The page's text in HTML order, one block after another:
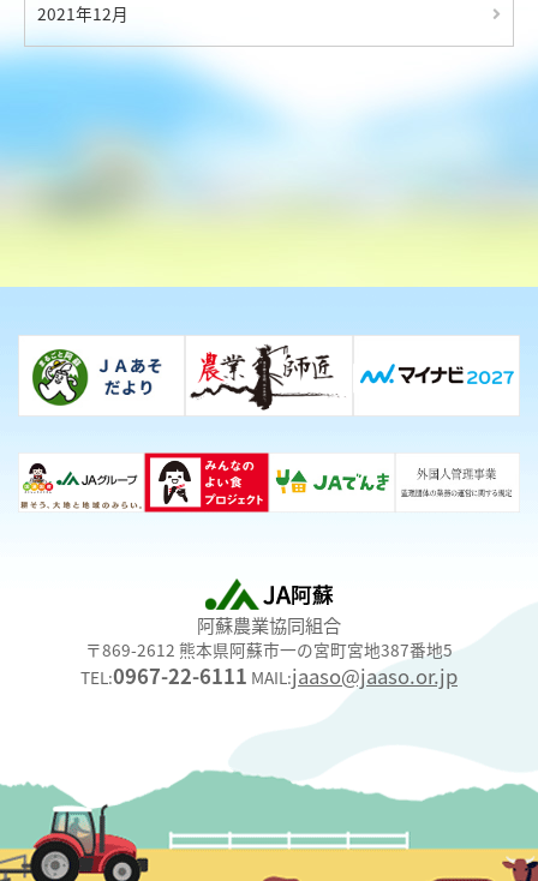
2021年12月
阿蘇農業協同組合
〒869-2612 熊本県阿蘇市一の宮町宮地387番地5
TEL:0967-22-6111 MAIL:jaaso@jaaso.or.jp